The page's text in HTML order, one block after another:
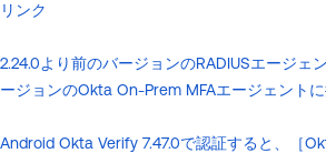
リンク
2.24.0より前のバージョンのRADIUSエージェ
ージョンのOkta On-Prem MFAエージェント
Android Okta Verify 7.47.0で認証すると、［